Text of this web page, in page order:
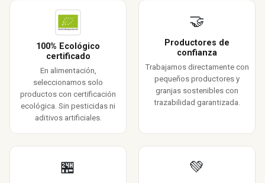
100% Ecológico
certificado
En alimentación,
seleccionamos solo
productos con certificación
ecológica. Sin pesticidas ni
aditivos artificiales.
🤝
Productores de
confianza
Trabajamos directamente con
pequeños productores y
granjas sostenibles con
trazabilidad garantizada.
🏪 💚